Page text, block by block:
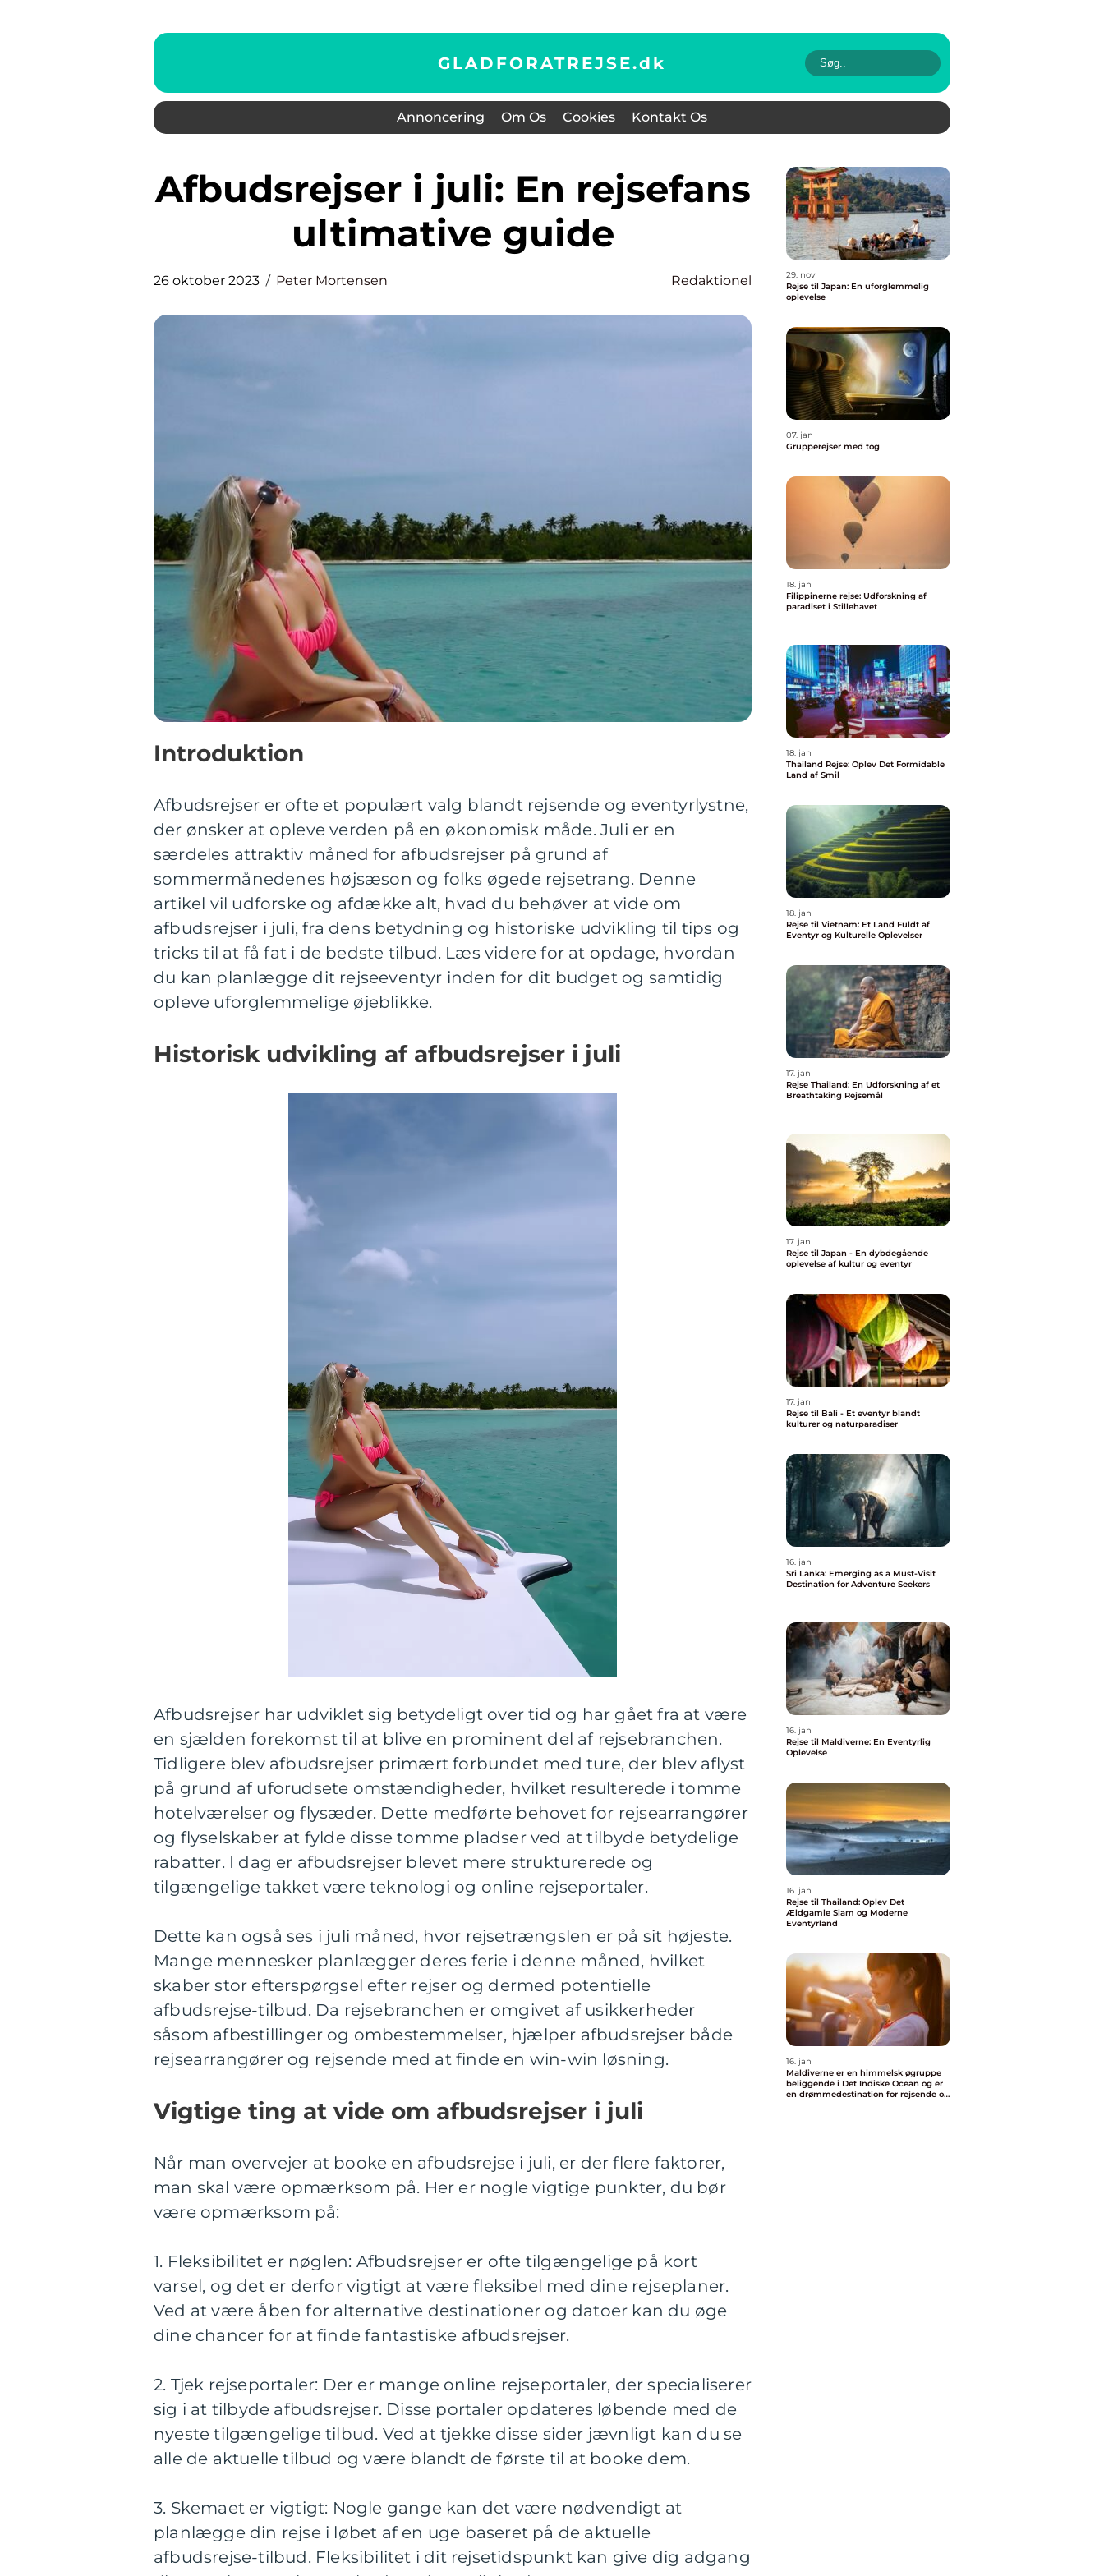
GLADFORATREJSE.dk
Annoncering Om Os Cookies Kontakt Os
Afbudsrejser i juli: En rejsefans
ultimative guide
26 oktober 2023 Peter Mortensen Redaktionel
Introduktion
Afbudsrejser er ofte et populært valg blandt rejsende og eventyrlystne,
der ønsker at opleve verden på en økonomisk måde. Juli er en
særdeles attraktiv måned for afbudsrejser på grund af
sommermånedenes højsæson og folks øgede rejsetrang. Denne
artikel vil udforske og afdække alt, hvad du behøver at vide om
afbudsrejser i juli, fra dens betydning og historiske udvikling til tips og
tricks til at få fat i de bedste tilbud. Læs videre for at opdage, hvordan
du kan planlægge dit rejseeventyr inden for dit budget og samtidig
opleve uforglemmelige øjeblikke.
Historisk udvikling af afbudsrejser i juli
Afbudsrejser har udviklet sig betydeligt over tid og har gået fra at være
en sjælden forekomst til at blive en prominent del af rejsebranchen.
Tidligere blev afbudsrejser primært forbundet med ture, der blev aflyst
på grund af uforudsete omstændigheder, hvilket resulterede i tomme
hotelværelser og flysæder. Dette medførte behovet for rejsearrangører
og flyselskaber at fylde disse tomme pladser ved at tilbyde betydelige
rabatter. I dag er afbudsrejser blevet mere strukturerede og
tilgængelige takket være teknologi og online rejseportaler.
Dette kan også ses i juli måned, hvor rejsetrængslen er på sit højeste.
Mange mennesker planlægger deres ferie i denne måned, hvilket
skaber stor efterspørgsel efter rejser og dermed potentielle
afbudsrejse-tilbud. Da rejsebranchen er omgivet af usikkerheder
såsom afbestillinger og ombestemmelser, hjælper afbudsrejser både
rejsearrangører og rejsende med at finde en win-win løsning.
Vigtige ting at vide om afbudsrejser i juli
Når man overvejer at booke en afbudsrejse i juli, er der flere faktorer,
man skal være opmærksom på. Her er nogle vigtige punkter, du bør
være opmærksom på:
1. Fleksibilitet er nøglen: Afbudsrejser er ofte tilgængelige på kort
varsel, og det er derfor vigtigt at være fleksibel med dine rejseplaner.
Ved at være åben for alternative destinationer og datoer kan du øge
dine chancer for at finde fantastiske afbudsrejser.
2. Tjek rejseportaler: Der er mange online rejseportaler, der specialiserer
sig i at tilbyde afbudsrejser. Disse portaler opdateres løbende med de
nyeste tilgængelige tilbud. Ved at tjekke disse sider jævnligt kan du se
alle de aktuelle tilbud og være blandt de første til at booke dem.
3. Skemaet er vigtigt: Nogle gange kan det være nødvendigt at
planlægge din rejse i løbet af en uge baseret på de aktuelle
afbudsrejse-tilbud. Fleksibilitet i dit rejsetidspunkt kan give dig adgang
29. nov
Rejse til Japan: En uforglemmelig
oplevelse
07. jan
Grupperejser med tog
18. jan
Filippinerne rejse: Udforskning af
paradiset i Stillehavet
18. jan
Thailand Rejse: Oplev Det Formidable
Land af Smil
18. jan
Rejse til Vietnam: Et Land Fuldt af
Eventyr og Kulturelle Oplevelser
17. jan
Rejse Thailand: En Udforskning af et
Breathtaking Rejsemål
17. jan
Rejse til Japan - En dybdegående
oplevelse af kultur og eventyr
17. jan
Rejse til Bali - Et eventyr blandt
kulturer og naturparadiser
16. jan
Sri Lanka: Emerging as a Must-Visit
Destination for Adventure Seekers
16. jan
Rejse til Maldiverne: En Eventyrlig
Oplevelse
16. jan
Rejse til Thailand: Oplev Det
Ældgamle Siam og Moderne
Eventyrland
16. jan
Maldiverne er en himmelsk øgruppe
beliggende i Det Indiske Ocean og er
en drømmedestination for rejsende og